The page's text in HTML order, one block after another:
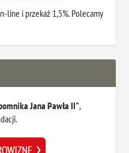
line i przekaż 1,5%. Polecamy
Jana Pawła II",